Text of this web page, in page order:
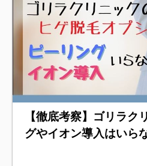
【徹底考察】ゴリラク
グやイオン導入はいら